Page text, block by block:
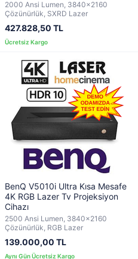
2000 Ansi Lumen, 3840x2160
Çözünürlük, SXRD Lazer
427.828,50 TL
BenQ V5010i Ultra Kısa Mesafe
4K RGB Lazer Tv Projeksiyon
Cihazı
2500 Ansi Lumen, 3840x2160
Çözünürlük, RGB Lazer
139.000,00 TL